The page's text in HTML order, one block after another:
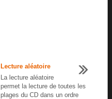
Lecture aléatoire
La lecture aléatoire
permet la lecture de toutes les
plages du CD dans un ordre